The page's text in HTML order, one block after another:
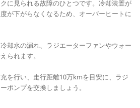
に見られる故障のひとつです。冷却装置が
が下がらなくなるため、オーバーヒートに
却水の漏れ、ラジエーターファンやウォー
られます。
を行い、走行距離10万kmを目安に、ラジ
ポンプを交換しましょう。